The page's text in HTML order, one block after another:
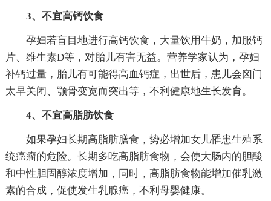
3、不宜高钙饮食
孕妇若盲目地进行高钙饮食，大量饮用牛奶，加服钙
片、维生素D等，对胎儿有害无益。营养学家认为，孕妇
补钙过量，胎儿有可能得高血钙症，出世后，患儿会囟门
太早关闭、颚骨变宽而突出等，不利健康地生长发育。
4、不宜高脂肪饮食
如果孕妇长期高脂肪膳食，势必增加女儿罹患生殖系
统癌瘤的危险。长期多吃高脂肪食物，会使大肠内的胆酸
和中性胆固醇浓度增加，同时，高脂肪食物能增加催乳激
素的合成，促使发生乳腺癌，不利母婴健康。